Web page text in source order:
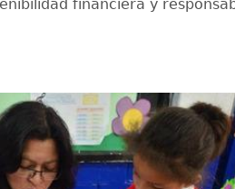
financiera y